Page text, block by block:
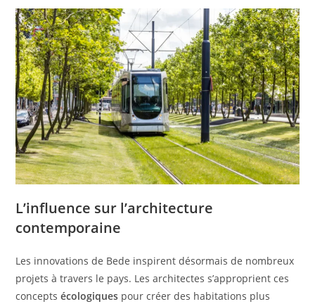
L’influence sur l’architecture
contemporaine
Les innovations de Bede inspirent désormais de nombreux
projets à travers le pays. Les architectes s’approprient ces
conceptsécologiques pour créer des habitations plus